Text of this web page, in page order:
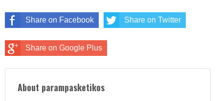
Share on Facebook Share on Twitter
Share on Google Plus
About parampasketikos